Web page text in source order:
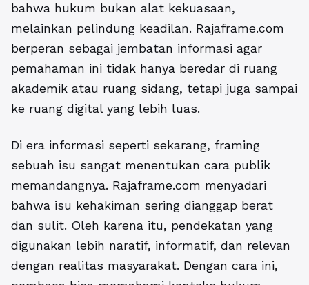
bahwa hukum bukan alat kekuasaan,
melainkan pelindung keadilan. Rajaframe.com
berperan sebagai jembatan informasi agar
pemahaman ini tidak hanya beredar di ruang
akademik atau ruang sidang, tetapi juga sampai
ke ruang digital yang lebih luas.
Di era informasi seperti sekarang, framing
sebuah isu sangat menentukan cara publik
memandangnya. Rajaframe.com menyadari
bahwa isu kehakiman sering dianggap berat
dan sulit. Oleh karena itu, pendekatan yang
digunakan lebih naratif, informatif, dan relevan
dengan realitas masyarakat. Dengan cara ini,